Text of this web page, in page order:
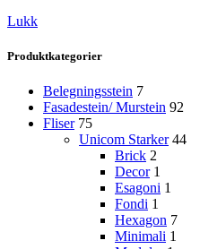
Lukk
Produktkategorier
Belegningsstein 7
Fasadestein/ Murstein 92
Fliser 75
Unicom Starker 44
Brick 2
Decor 1
Esagoni 1
Fondi 1
Hexagon 7
Minimali 1